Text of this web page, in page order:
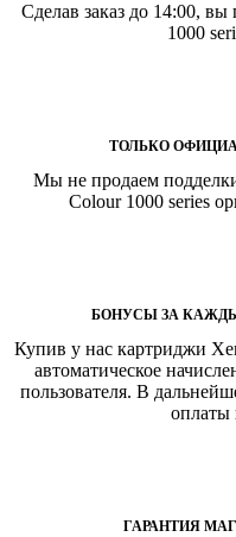
Сделав заказ до 14:00,
1000
ТОЛЬКО
Мы не продаем
Colour 1000 series
БОНУСЫ ЗА
Купив у нас картриджи
автоматическое
пользователя. В
оплаты
ГАРАНТИЯ